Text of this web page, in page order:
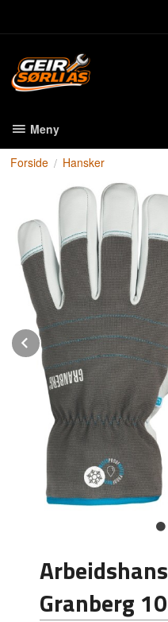
Meny
Forside Hansker
Prev
Granberg